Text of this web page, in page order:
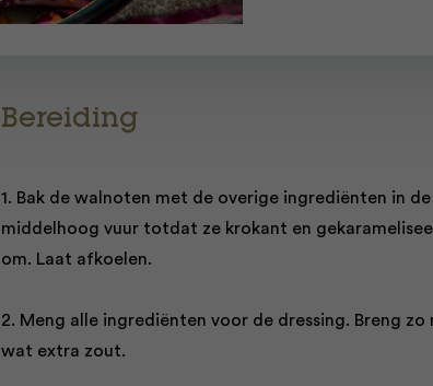
Bereiding
1. Bak de walnoten met de overige ingrediënten in
middelhoog vuur totdat ze krokant en
om. Laat afkoelen.
2. Meng alle ingrediënten voor de dressing. Breng
wat extra zout.